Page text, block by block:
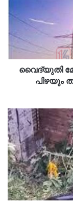
വൈദ്യുതി
പിഴയും